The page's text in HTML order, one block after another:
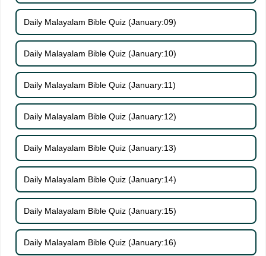
Daily Malayalam Bible Quiz (January:09)
Daily Malayalam Bible Quiz (January:10)
Daily Malayalam Bible Quiz (January:11)
Daily Malayalam Bible Quiz (January:12)
Daily Malayalam Bible Quiz (January:13)
Daily Malayalam Bible Quiz (January:14)
Daily Malayalam Bible Quiz (January:15)
Daily Malayalam Bible Quiz (January:16)